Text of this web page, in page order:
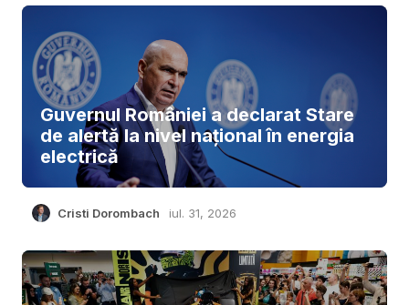
Guvernul României a declarat Stare
de alertă la nivel național în energia
electrică
Cristi Dorombach iul. 31, 2026